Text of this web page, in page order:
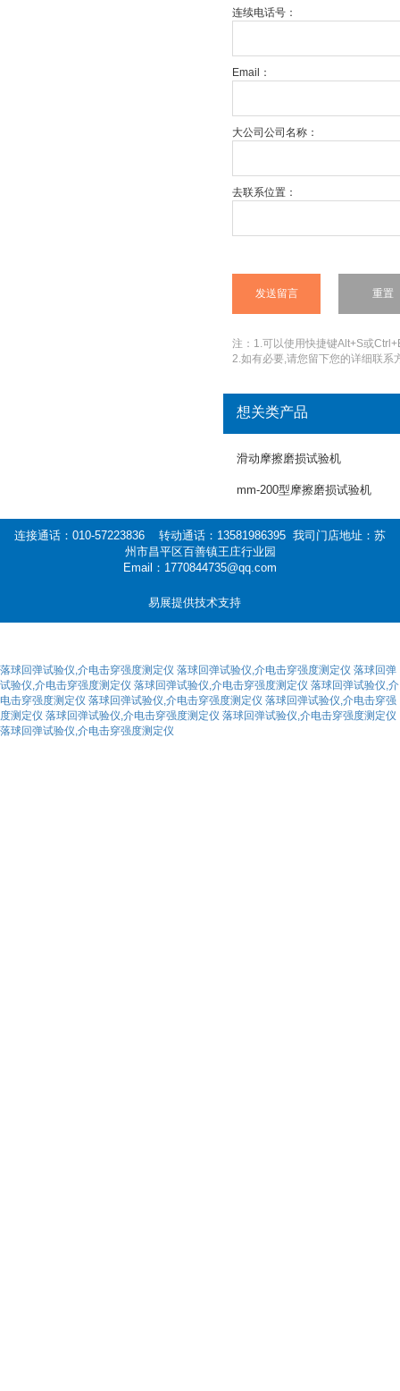
连续电话号：
Email：
大公司公司名称：
去联系位置：
注：1.可以使用快捷键Alt+S或
2.如有必要,请您留下您的详细联系
想关类产品
滑动摩擦磨损试验机
mm-200型摩擦磨损试验机
连接通话：010-57223836 转动通话：13581986395 我司门店地址：苏
州市昌平区百善镇王庄行业园
Email：1770844735@qq.com
易展提供技术支持
落球回弹试验仪,介电击穿强度测定仪 落球回弹试验仪,介电击穿强度测定仪 落球回弹
试验仪,介电击穿强度测定仪 落球回弹试验仪,介电击穿强度测定仪 落球回弹试验仪,介
电击穿强度测定仪 落球回弹试验仪,介电击穿强度测定仪 落球回弹试验仪,介电击穿强
度测定仪 落球回弹试验仪,介电击穿强度测定仪 落球回弹试验仪,介电击穿强度测定仪
落球回弹试验仪,介电击穿强度测定仪